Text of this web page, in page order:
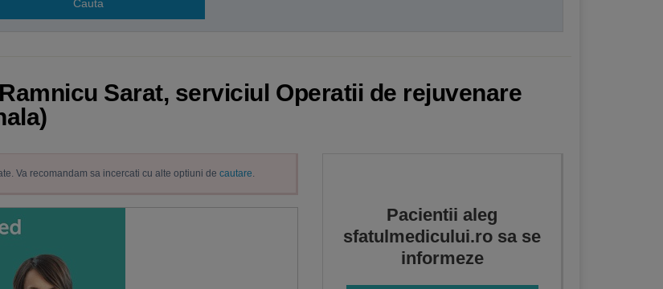
Sarat, serviciul Operatii de rejuvenare
Va recomandam sa incercati cu alte optiuni de cautare.
Pacientii aleg
sfatulmedicului.ro sa se
informeze